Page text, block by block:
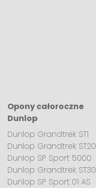
Opony całoroczne
Dunlop
Dunlop Grandtrek ST1
Dunlop Grandtrek ST20
Dunlop SP Sport 5000
Dunlop Grandtrek ST30
Dunlop SP Sport 01 AS